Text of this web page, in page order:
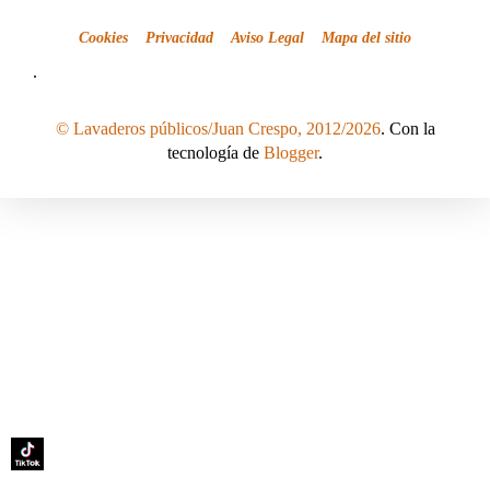
Cookies Privacidad Aviso Legal Mapa del sitio
.
© Lavaderos públicos/Juan Crespo, 2012/2026. Con la
tecnología de Blogger.